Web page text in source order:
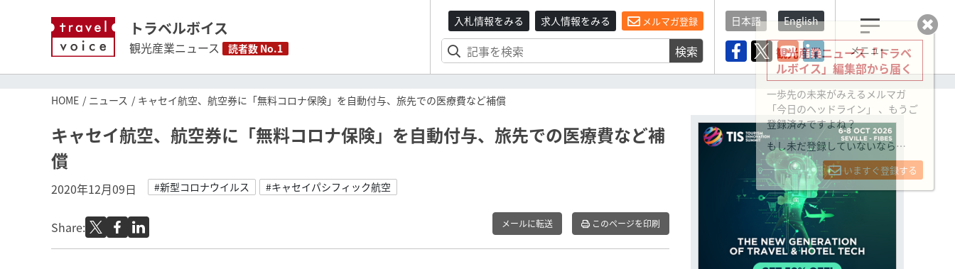
トラベルボイス
観光産業ニュース 読者数 No.1
入札情報をみる 求人情報をみる メルマガ登録
検索
日本語 English
メニュー
HOME ニュース キャセイ航空、航空券に「無料コロナ保険」を自動付与、旅先での医療費など補償
キャセイ航空、航空券に「無料コロナ保険」を自動付与、旅先での医療費など補
償
2020年12月09日 #新型コロナウイルス #キャセイパシフィック航空
Share: メールに転送 このページを印刷
観光産業ニュース「トラベ
ルボイス」編集部から届く
一歩先の未来がみえるメルマガ
「今日のヘッドライン」 、もうご
登録済みですよね？
もし未だ登録していないなら…
いますぐ登録する